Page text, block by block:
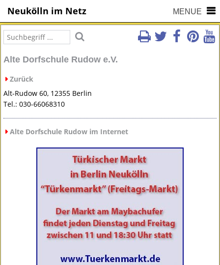
Neukölln im Netz MENUE
Alte Dorfschule Rudow e.V.
Zurück
Alt-Rudow 60, 12355 Berlin
Tel.: 030-66068310
Alte Dorfschule Rudow im Internet